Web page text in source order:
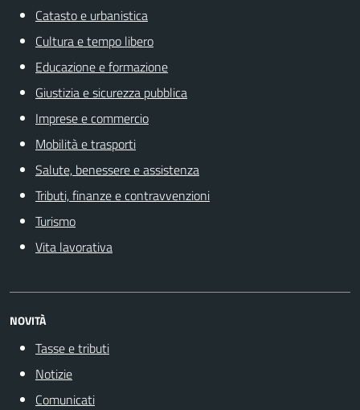
Catasto e urbanistica
Cultura e tempo libero
Educazione e formazione
Giustizia e sicurezza pubblica
Imprese e commercio
Mobilità e trasporti
Salute, benessere e assistenza
Tributi, finanze e contravvenzioni
Turismo
Vita lavorativa
NOVITÀ
Tasse e tributi
Notizie
Comunicati